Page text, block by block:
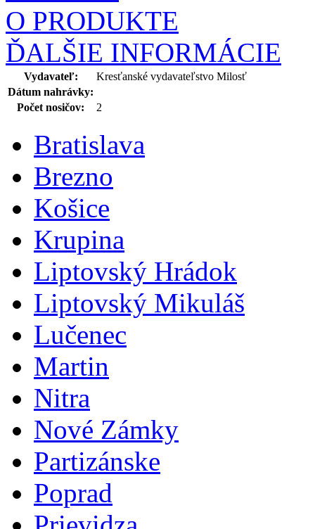
O PRODUKTE
ĎALŠIE INFORMÁCIE
Vydavateľ:
Kresťanské vydavateľstvo Milosť
Dátum nahrávky:
Počet nosičov:
2
Bratislava
Brezno
Košice
Krupina
Liptovský Hrádok
Liptovský Mikuláš
Lučenec
Martin
Nitra
Nové Zámky
Partizánske
Poprad